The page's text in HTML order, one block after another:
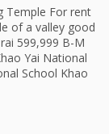
Temple For rent
of a valley good
599,999 B-M
Yai National
School Khao